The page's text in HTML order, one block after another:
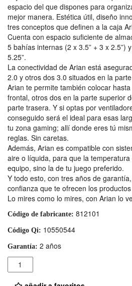
espacio del que dispones para
mejor manera. Estética útil, diseño
tres conceptos que definen a la caja
Cuenta con espacio suficiente de
5 bahías internas (2 x 3.5” + 3 x 2.5”)
5.25”.
La conectividad de Arian está
2.0 y otros dos 3.0 situados en la
Arian te permite también colocar
frontal, otros dos en la parte superior
parte trasera. Y si optas por
conseguido será el ideal para esas
tu zona gaming; allí donde eres tú
reglas. Sin caretas.
Además, Arian es compatible con
aire o líquida, para que la
equipo, sino la de tu juego preferido.
Y todo esto, con tres años de
confianza que te ofrecen los productos
Lo mires como lo mires, con Arian lo
Código de fabricante: 812101
Código Qi: 10550544
Garantía: 2 años
Cantidad